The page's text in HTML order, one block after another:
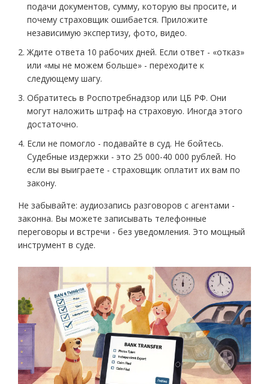
подачи документов, сумму, которую вы просите, и
почему страховщик ошибается. Приложите
независимую экспертизу, фото, видео.
Ждите ответа 10 рабочих дней. Если ответ - «отказ»
или «мы не можем больше» - переходите к
следующему шагу.
Обратитесь в Роспотребнадзор или ЦБ РФ. Они
могут наложить штраф на страховую. Иногда этого
достаточно.
Если не помогло - подавайте в суд. Не бойтесь.
Судебные издержки - это 25 000-40 000 рублей. Но
если вы выиграете - страховщик оплатит их вам по
закону.
Не забывайте: аудиозапись разговоров с агентами -
законна. Вы можете записывать телефонные
переговоры и встречи - без уведомления. Это мощный
инструмент в суде.